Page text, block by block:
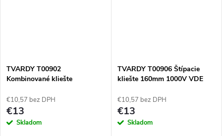
TVARDY T00902
Kombinované kliešte
€10,57 bez DPH
€13
Skladom
TVARDY T00906 Štípacie
kliešte 160mm 1000V VDE
€10,57 bez DPH
€13
Skladom